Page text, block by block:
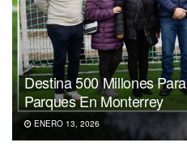
Destina 500 Millones
Parques En Monterrey
ENERO 13, 2026